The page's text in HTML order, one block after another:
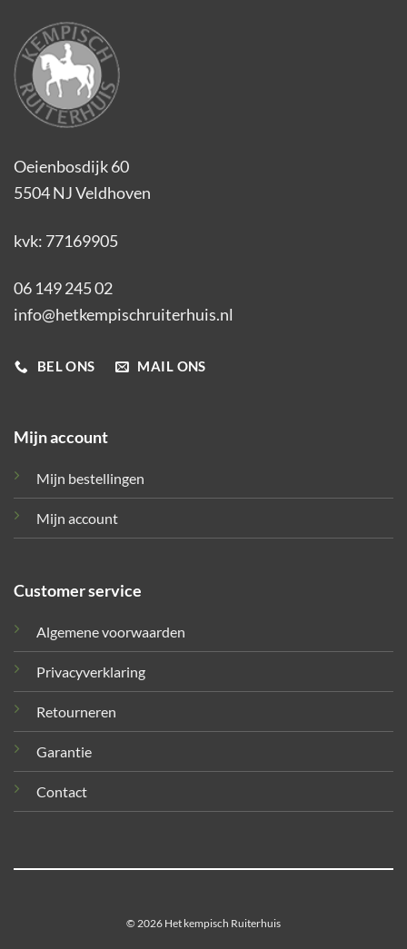
Oeienbosdijk 60
5504 NJ Veldhoven
kvk: 77169905
06 149 245 02
info@hetkempischruiterhuis.nl
BEL ONS MAIL ONS
Mijn account
Mijn bestellingen
Mijn account
Customer service
Algemene voorwaarden
Privacyverklaring
Retourneren
Garantie
Contact
© 2026 Het kempisch Ruiterhuis